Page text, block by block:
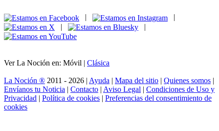
|
|
Ver La Noción en: Móvil | Clásica
La Noción ® 2011 - 2026 | Ayuda | Mapa del sitio | Quienes somos |
Envíanos tu Noticia | Contacto | Aviso Legal | Condiciones de Uso y
Privacidad | Política de cookies | Preferencias del consentimiento de
cookies